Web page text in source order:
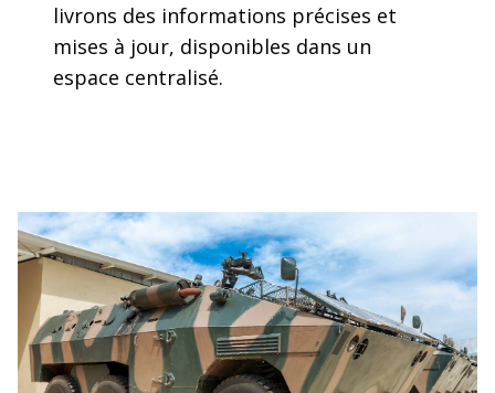
livrons des informations précises et
mises à jour, disponibles dans un
espace centralisé.